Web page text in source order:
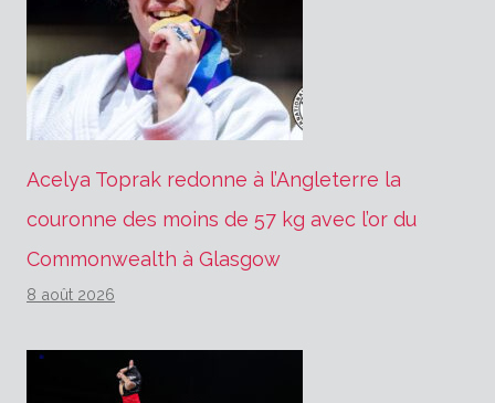
Acelya Toprak redonne à l’Angleterre la
couronne des moins de 57 kg avec l’or du
Commonwealth à Glasgow
8 août 2026